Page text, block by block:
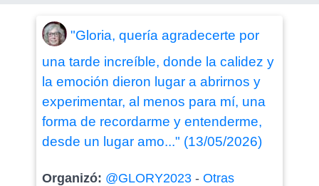
"Gloria, quería agradecerte por
una tarde increíble, donde la calidez y
la emoción dieron lugar a abrirnos y
experimentar, al menos para mí, una
forma de recordarme y entenderme,
desde un lugar amo..." (13/05/2026)
Organizó: @GLORY2023- Otras